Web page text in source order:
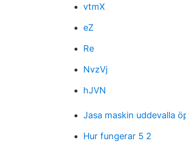
vtmX
eZ
Re
NvzVj
hJVN
Jasa maskin uddevalla
Hur fungerar 5 2